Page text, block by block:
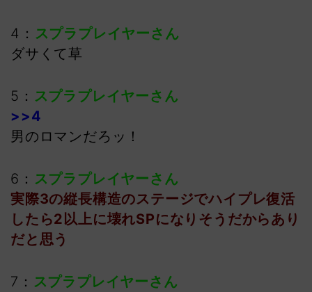
4： スプラプレイヤーさん
ダサくて草
5： スプラプレイヤーさん
>>4
男のロマンだろッ！
6： スプラプレイヤーさん
実際3の縦長構造のステージでハイプレ復活
したら2以上に壊れSPになりそうだからあり
だと思う
7： スプラプレイヤーさん